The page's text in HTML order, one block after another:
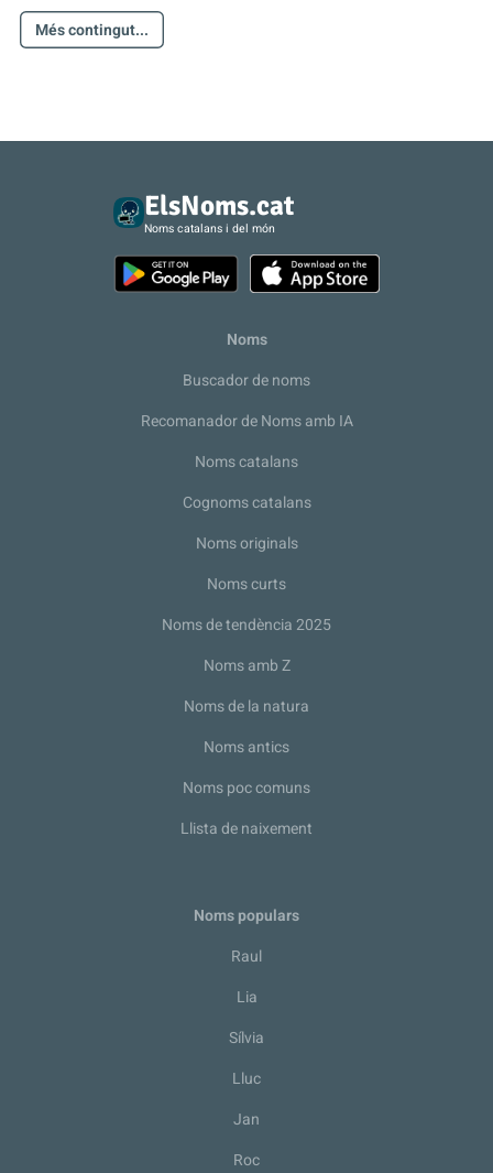
Més contingut...
ElsNoms.cat
Noms catalans i del món
Noms
Buscador de noms
Recomanador de Noms amb IA
Noms catalans
Cognoms catalans
Noms originals
Noms curts
Noms de tendència 2025
Noms amb Z
Noms de la natura
Noms antics
Noms poc comuns
Llista de naixement
Noms populars
Raul
Lia
Sílvia
Lluc
Jan
Roc